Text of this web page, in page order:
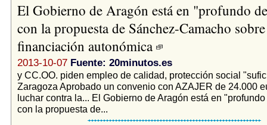
El Gobierno de Aragón está en "profundo
con la propuesta de Sánchez-Camacho sobre
financiación autonómica
2013-10-07 Fuente: 20minutos.es
y CC.OO. piden empleo de calidad, protección social
Zaragoza Aprobado un convenio con AZAJER de 24.000
luchar contra la... El Gobierno de Aragón está en
con la propuesta de...